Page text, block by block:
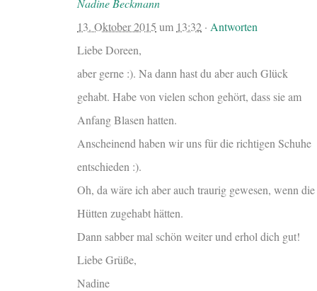
Nadine Beckmann
13. Oktober 2015 um 13:32 · Antworten
Liebe Doreen,
aber gerne :). Na dann hast du aber auch Glück
gehabt. Habe von vielen schon gehört, dass sie am
Anfang Blasen hatten.
Anscheinend haben wir uns für die richtigen Schuhe
entschieden :).
Oh, da wäre ich aber auch traurig gewesen, wenn die
Hütten zugehabt hätten.
Dann sabber mal schön weiter und erhol dich gut!
Liebe Grüße,
Nadine